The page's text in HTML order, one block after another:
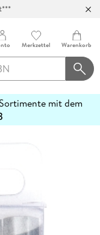
Merkzettel Warenkorb
mit dem